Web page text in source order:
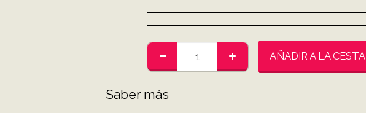
AÑADIR A LA CESTA
Saber más